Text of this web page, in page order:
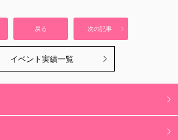
戻る 次の記事
イベント実績一覧